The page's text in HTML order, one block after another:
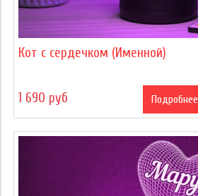
Кот с сердечком (Именной)
1 690 руб Подробнее